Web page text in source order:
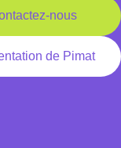
nous
de Pimat